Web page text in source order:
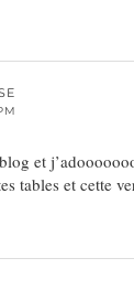
et
tables et cette